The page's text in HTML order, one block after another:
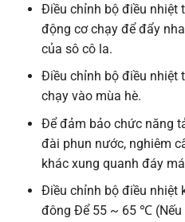
Điều chỉnh bộ điều
động cơ chạy để đẩy
của sô cô la.
Điều chỉnh bộ điều
chạy vào mùa hè.
Để đảm bảo chức năng
đài phun nước, nghiêm
khác xung quanh đáy
Điều chỉnh bộ điều nhiệt
đông Để 55 ~ 65 ℃ (Nếu